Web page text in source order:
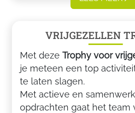
VRIJGEZELLEN
Met deze Trophy voor
je meteen een top
te laten slagen.
Met actieve en
opdrachten gaat het team